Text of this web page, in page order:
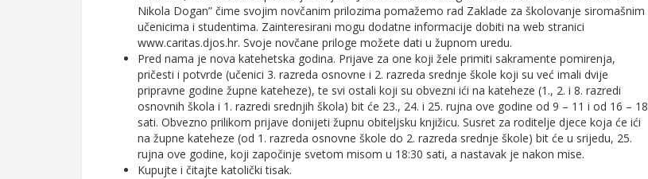
Nikola Dogan” čime svojim novčanim prilozima pomažemo rad Zaklade za školovanje siromašnim
učenicima i studentima. Zainteresirani mogu dodatne informacije dobiti na web stranici
www.caritas.djos.hr. Svoje novčane priloge možete dati u župnom uredu.
Pred nama je nova katehetska godina. Prijave za one koji žele primiti sakramente pomirenja,
pričesti i potvrde (učenici 3. razreda osnovne i 2. razreda srednje škole koji su već imali dvije
pripravne godine župne kateheze), te svi ostali koji su obvezni ići na kateheze (1., 2. i 8. razredi
osnovnih škola i 1. razredi srednjih škola) bit će 23., 24. i 25. rujna ove godine od 9 – 11 i od 16 – 18
sati. Obvezno prilikom prijave donijeti župnu obiteljsku knjižicu. Susret za roditelje djece koja će ići
na župne kateheze (od 1. razreda osnovne škole do 2. razreda srednje škole) bit će u srijedu, 25.
rujna ove godine, koji započinje svetom misom u 18:30 sati, a nastavak je nakon mise.
Kupujte i čitajte katolički tisak.